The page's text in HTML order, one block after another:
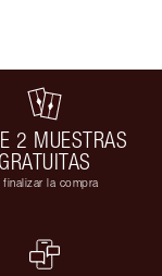
2 MUESTRAS
GRATUITAS
finalizar la compra